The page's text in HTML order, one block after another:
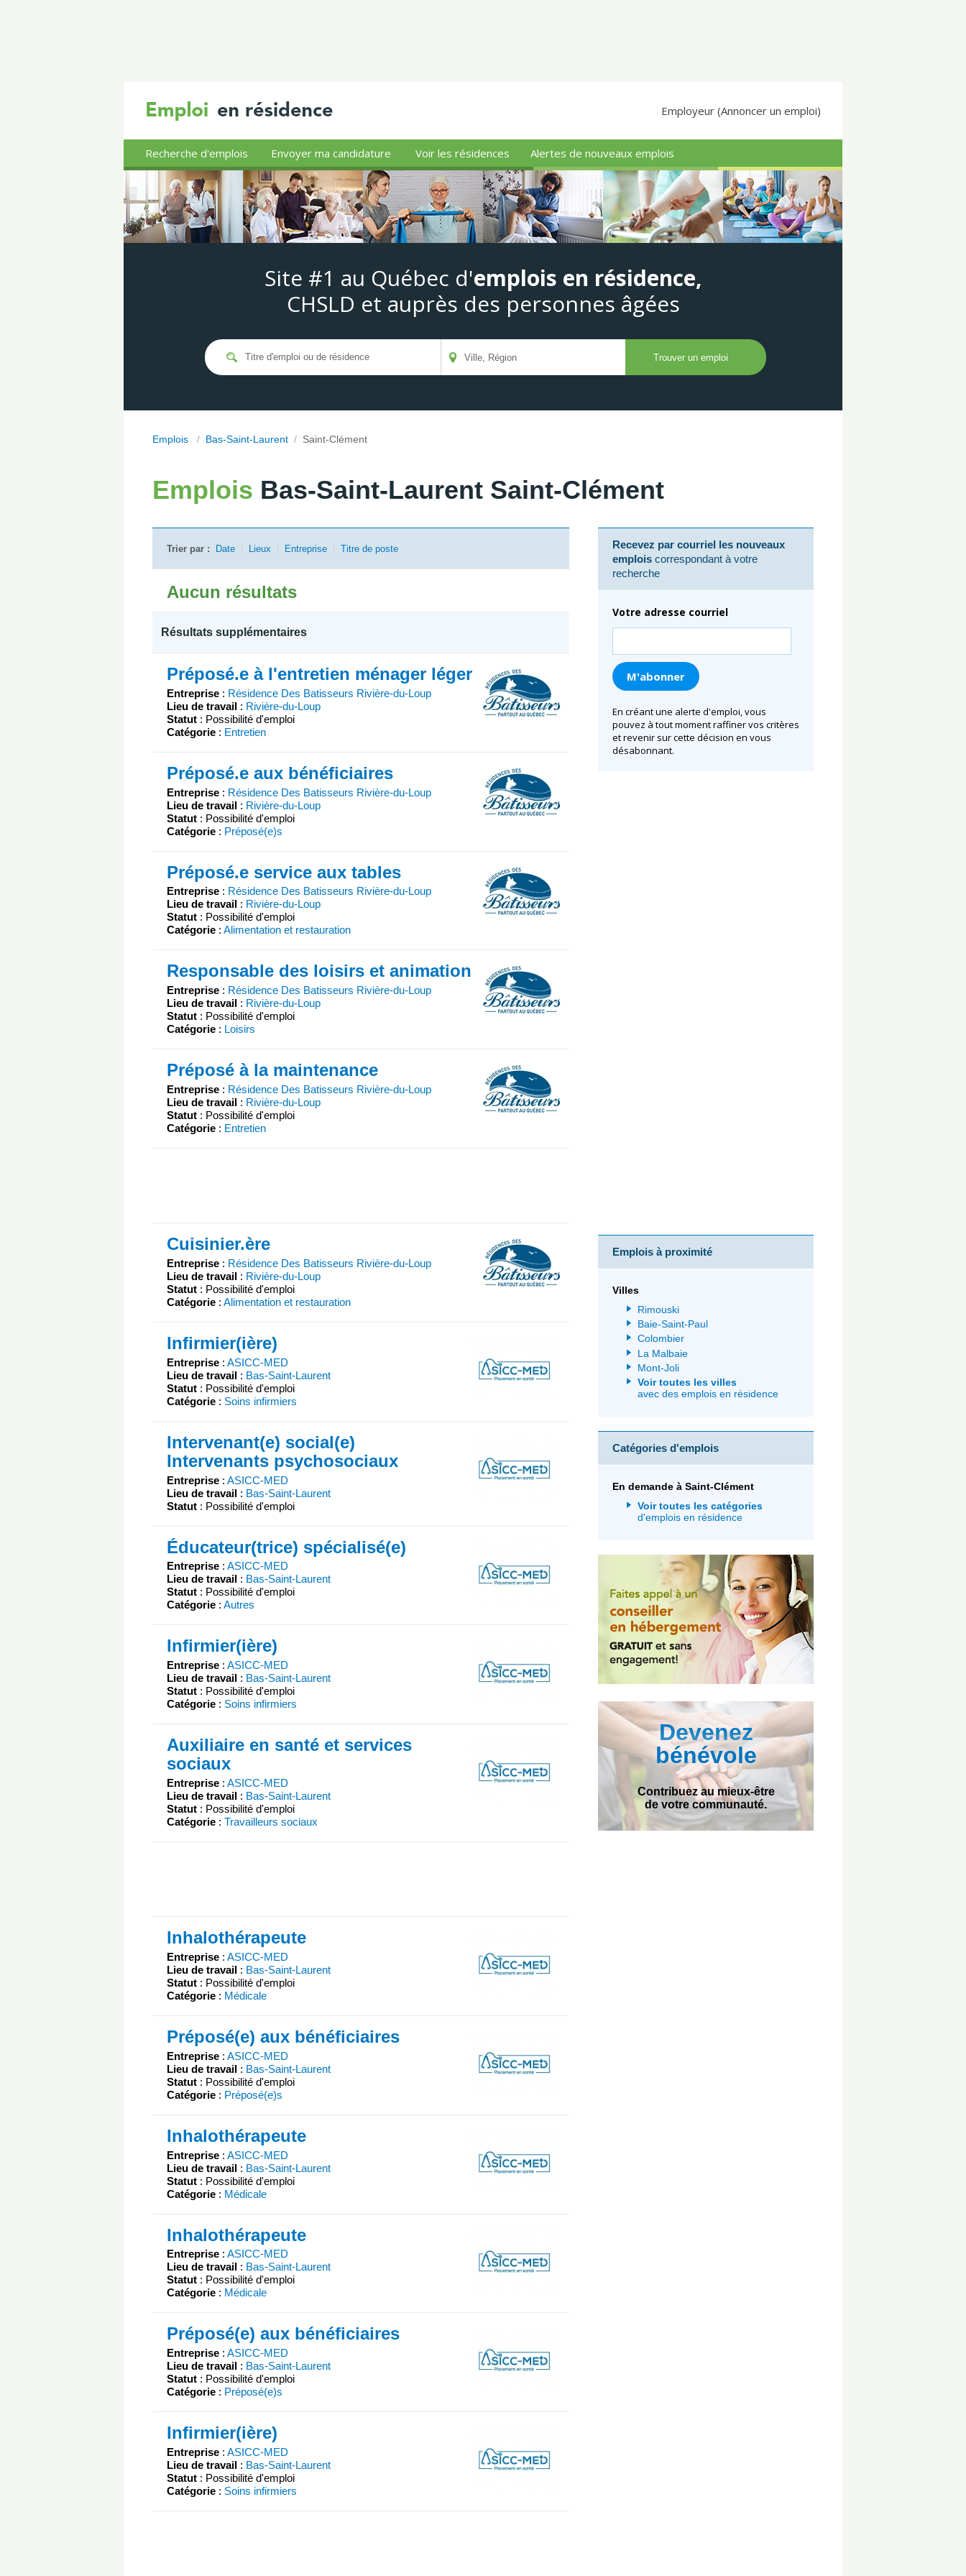
Employeur (Annoncer un emploi)
Recherche d'emplois Envoyer ma candidature Voir les résidences Alertes de nouveaux emplois
Site #1 au Québec d'emplois en résidence,
CHSLD et auprès des personnes âgées
Emplois / Bas-Saint-Laurent / Saint-Clément
Emplois Bas-Saint-Laurent Saint-Clément
Trier par : Date Lieux Entreprise Titre de poste
Aucun résultats
Résultats supplémentaires
Préposé.e à l'entretien ménager léger
Entreprise : Résidence Des Batisseurs Rivière-du-Loup
Lieu de travail : Rivière-du-Loup
Statut : Possibilité d'emploi
Catégorie : Entretien
Préposé.e aux bénéficiaires
Entreprise : Résidence Des Batisseurs Rivière-du-Loup
Lieu de travail : Rivière-du-Loup
Statut : Possibilité d'emploi
Catégorie : Préposé(e)s
Préposé.e service aux tables
Entreprise : Résidence Des Batisseurs Rivière-du-Loup
Lieu de travail : Rivière-du-Loup
Statut : Possibilité d'emploi
Catégorie : Alimentation et restauration
Responsable des loisirs et animation
Entreprise : Résidence Des Batisseurs Rivière-du-Loup
Lieu de travail : Rivière-du-Loup
Statut : Possibilité d'emploi
Catégorie : Loisirs
Préposé à la maintenance
Entreprise : Résidence Des Batisseurs Rivière-du-Loup
Lieu de travail : Rivière-du-Loup
Statut : Possibilité d'emploi
Catégorie : Entretien
Cuisinier.ère
Entreprise : Résidence Des Batisseurs Rivière-du-Loup
Lieu de travail : Rivière-du-Loup
Statut : Possibilité d'emploi
Catégorie : Alimentation et restauration
Infirmier(ière)
Entreprise : ASICC-MED
Lieu de travail : Bas-Saint-Laurent
Statut : Possibilité d'emploi
Catégorie : Soins infirmiers
Intervenant(e) social(e)
Intervenants psychosociaux
Entreprise : ASICC-MED
Lieu de travail : Bas-Saint-Laurent
Statut : Possibilité d'emploi
Éducateur(trice) spécialisé(e)
Entreprise : ASICC-MED
Lieu de travail : Bas-Saint-Laurent
Statut : Possibilité d'emploi
Catégorie : Autres
Infirmier(ière)
Entreprise : ASICC-MED
Lieu de travail : Bas-Saint-Laurent
Statut : Possibilité d'emploi
Catégorie : Soins infirmiers
Auxiliaire en santé et services
sociaux
Entreprise : ASICC-MED
Lieu de travail : Bas-Saint-Laurent
Statut : Possibilité d'emploi
Catégorie : Travailleurs sociaux
Inhalothérapeute
Entreprise : ASICC-MED
Lieu de travail : Bas-Saint-Laurent
Statut : Possibilité d'emploi
Catégorie : Médicale
Préposé(e) aux bénéficiaires
Entreprise : ASICC-MED
Lieu de travail : Bas-Saint-Laurent
Statut : Possibilité d'emploi
Catégorie : Préposé(e)s
Inhalothérapeute
Entreprise : ASICC-MED
Lieu de travail : Bas-Saint-Laurent
Statut : Possibilité d'emploi
Catégorie : Médicale
Inhalothérapeute
Entreprise : ASICC-MED
Lieu de travail : Bas-Saint-Laurent
Statut : Possibilité d'emploi
Catégorie : Médicale
Préposé(e) aux bénéficiaires
Entreprise : ASICC-MED
Lieu de travail : Bas-Saint-Laurent
Statut : Possibilité d'emploi
Catégorie : Préposé(e)s
Infirmier(ière)
Entreprise : ASICC-MED
Lieu de travail : Bas-Saint-Laurent
Statut : Possibilité d'emploi
Catégorie : Soins infirmiers
Recevez par courriel les nouveaux
emplois correspondant à votre
recherche
Votre adresse courriel
En créant une alerte d'emploi, vous
pouvez à tout moment raffiner vos critères
et revenir sur cette décision en vous
désabonnant.
Emplois à proximité
Villes
Rimouski
Baie-Saint-Paul
Colombier
La Malbaie
Mont-Joli
Voir toutes les villes
avec des emplois en résidence
Catégories d'emplois
En demande à Saint-Clément
Voir toutes les catégories
d'emplois en résidence
Devenez
bénévole
Contribuez au mieux-être
de votre communauté.